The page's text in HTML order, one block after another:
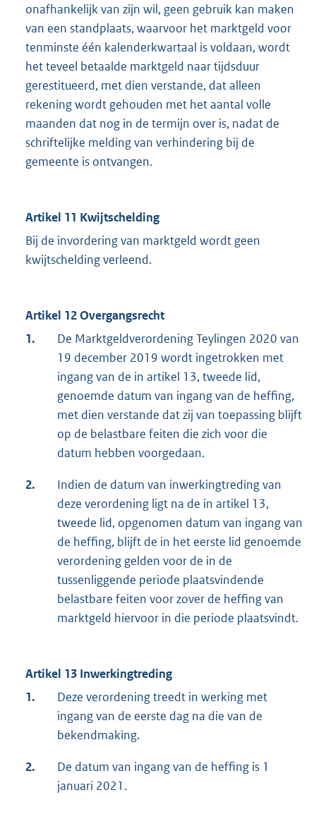
onafhankelijk van zijn wil, geen gebruik kan maken
van een standplaats, waarvoor het marktgeld voor
tenminste één kalenderkwartaal is voldaan, wordt
het teveel betaalde marktgeld naar tijdsduur
gerestitueerd, met dien verstande, dat alleen
rekening wordt gehouden met het aantal volle
maanden dat nog in de termijn over is, nadat de
schriftelijke melding van verhindering bij de
gemeente is ontvangen.
Artikel 11 Kwijtschelding
Bij de invordering van marktgeld wordt geen
kwijtschelding verleend.
Artikel 12 Overgangsrecht
1.
De Marktgeldverordening Teylingen 2020 van
19 december 2019 wordt ingetrokken met
ingang van de in artikel 13, tweede lid,
genoemde datum van ingang van de heffing,
met dien verstande dat zij van toepassing blijft
op de belastbare feiten die zich voor die
datum hebben voorgedaan.
2.
Indien de datum van inwerkingtreding van
deze verordening ligt na de in artikel 13,
tweede lid, opgenomen datum van ingang van
de heffing, blijft de in het eerste lid genoemde
verordening gelden voor de in de
tussenliggende periode plaatsvindende
belastbare feiten voor zover de heffing van
marktgeld hiervoor in die periode plaatsvindt.
Artikel 13 Inwerkingtreding
1.
Deze verordening treedt in werking met
ingang van de eerste dag na die van de
bekendmaking.
2.
De datum van ingang van de heffing is 1
januari 2021.